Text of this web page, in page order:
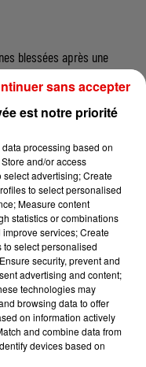
blessées après une
au casting du film «
est notre priorité
processing based on
and/or access
advertising; Create
to select personalised
Measure content
statistics or combinations
services; Create
select personalised
security, prevent and
advertising and content;
technologies may
browsing data to offer
on information actively
and combine data from
devices based on
sans accepter